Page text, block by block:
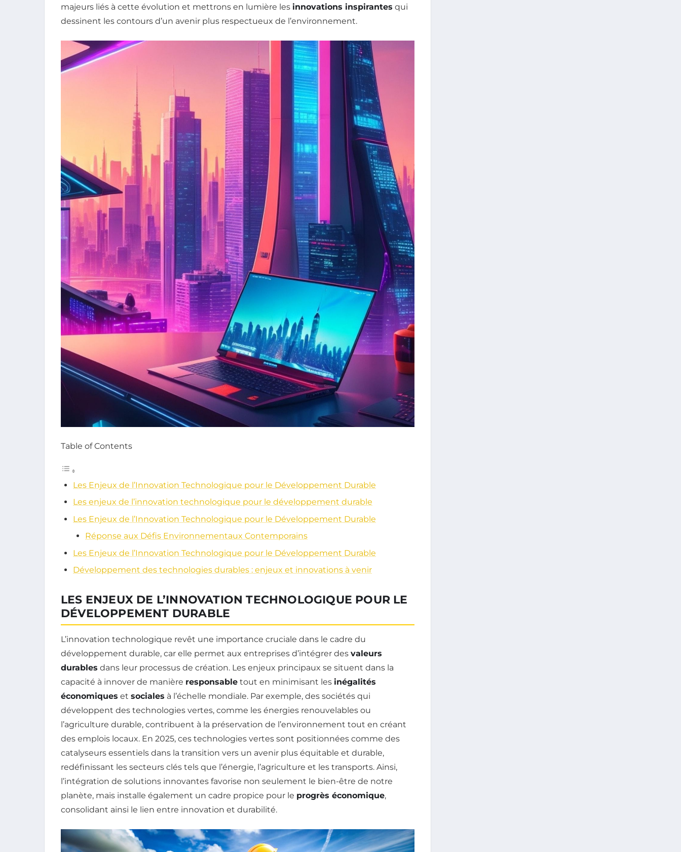
majeurs liés à cette évolution et mettrons en lumière les innovations inspirantes qui
dessinent les contours d’un avenir plus respectueux de l’environnement.
Table of Contents
Les Enjeux de l’Innovation Technologique pour le Développement Durable
Les enjeux de l’innovation technologique pour le développement durable
Les Enjeux de l’Innovation Technologique pour le Développement Durable
Réponse aux Défis Environnementaux Contemporains
Les Enjeux de l’Innovation Technologique pour le Développement Durable
Développement des technologies durables : enjeux et innovations à venir
LES ENJEUX DE L’INNOVATION TECHNOLOGIQUE POUR LE
DÉVELOPPEMENT DURABLE
L’innovation technologique revêt une importance cruciale dans le cadre du
développement durable, car elle permet aux entreprises d’intégrer des valeurs
durables dans leur processus de création. Les enjeux principaux se situent dans la
capacité à innover de manière responsable tout en minimisant les inégalités
économiques et sociales à l’échelle mondiale. Par exemple, des sociétés qui
développent des technologies vertes, comme les énergies renouvelables ou
l’agriculture durable, contribuent à la préservation de l’environnement tout en créant
des emplois locaux. En 2025, ces technologies vertes sont positionnées comme des
catalyseurs essentiels dans la transition vers un avenir plus équitable et durable,
redéfinissant les secteurs clés tels que l’énergie, l’agriculture et les transports. Ainsi,
l’intégration de solutions innovantes favorise non seulement le bien-être de notre
planète, mais installe également un cadre propice pour le progrès économique,
consolidant ainsi le lien entre innovation et durabilité.